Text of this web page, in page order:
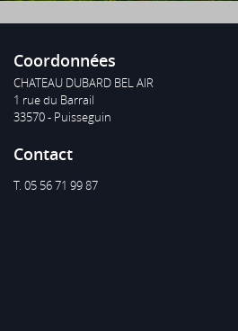
Coordonnées
CHATEAU DUBARD BEL AIR
1 rue du Barrail
33570 - Puisseguin
Contact
T. 05 56 71 99 87